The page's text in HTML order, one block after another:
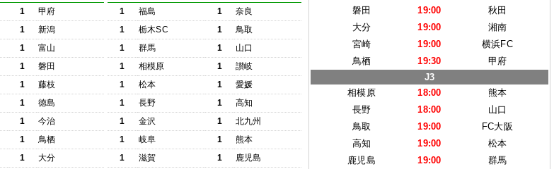
1
甲府
1
新潟
1
富山
1
磐田
1
藤枝
1
徳島
1
今治
1
鳥栖
1 大分
1 福島 1
奈良
1
栃木SC 1
鳥取
1
群馬 1
山口
1
相模原 1
讃岐
1
松本 1
愛媛
1
長野 1
高知
1
金沢 1
北九州
1
岐阜 1
熊本
1
滋賀 1 鹿児島
磐田
19:00
秋田
大分
19:00
湘南
宮崎
19:00
横浜FC
鳥栖
19:30
甲府
J3
相模原
18:00
熊本
長野
18:00
山口
鳥取
19:00
FC大阪
高知
19:00
松本
鹿児島
19:00 群馬